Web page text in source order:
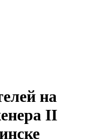
на
II